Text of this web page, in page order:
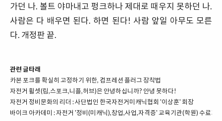
가던 나. 볼트 야마내고 펑크하나 제대로 때우지 못하던 나.
사람은 다 배우면 된다. 하면 된다! 사람 앞일 아무도 모른
다. 개정판 끝.
관련 글타래
카본 포크를 확실히 고정하기 위한, 컴프레션 플러그 장착법
자전거 휠셋(림,스포크,니플,허브)은 안녕하십니까? 안녕 못하다!
자전거 정비문화의 리더 : 사단법인 한국자전거미캐닉협회 '이상훈' 회장
바이크 아카데미 : 자전거 '정비(미캐닉),창업,사업,자격증' 교육기관(학원) 수료기